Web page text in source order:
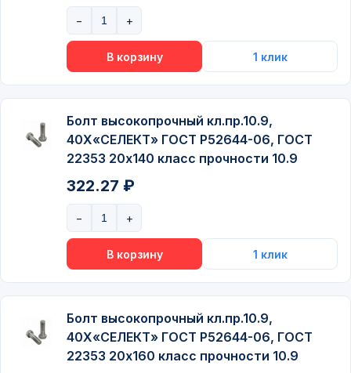
Болт высокопрочный кл.пр.10.9,
40Х«СЕЛЕКТ» ГОСТ P52644-06, ГОСТ
22353 20х140 класс прочности 10.9
322.27 ₽
Болт высокопрочный кл.пр.10.9,
40Х«СЕЛЕКТ» ГОСТ P52644-06, ГОСТ
22353 20х160 класс прочности 10.9